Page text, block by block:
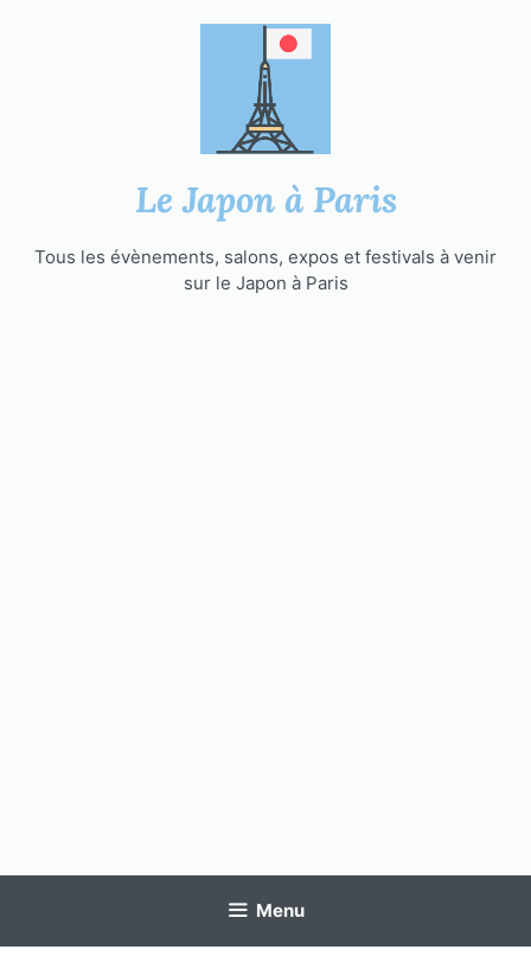
Le Japon à Paris
Tous les évènements, salons, expos et festivals à venir
sur le Japon à Paris
Menu